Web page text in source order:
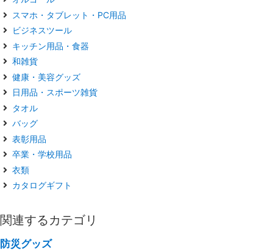
スマホ・タブレット・PC用品
ビジネスツール
キッチン用品・食器
和雑貨
健康・美容グッズ
日用品・スポーツ雑貨
タオル
バッグ
表彰用品
卒業・学校用品
衣類
カタログギフト
関連するカテゴリ
防災グッズ